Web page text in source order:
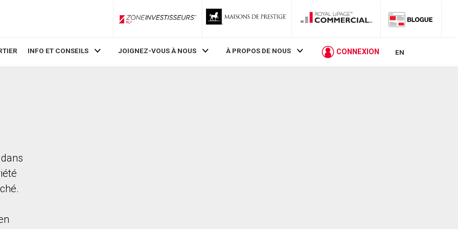
ZoneInvestisseurs RLP
INFO ET CONSEILS JOIGNEZ-VOUS À NOUS À PROPOS DE NOUS CONNEXION EN